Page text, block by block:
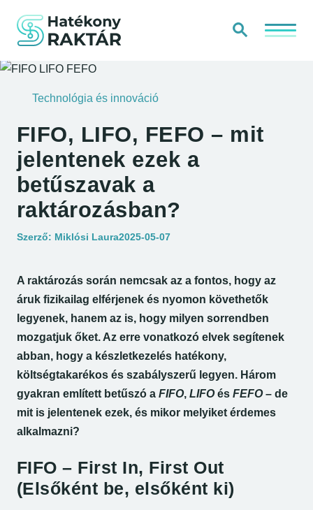
Kezdőlap Kiemelt
Keresés
Technológia és innováció
FIFO, LIFO, FEFO – mit
jelentenek ezek a
betűszavak a
raktározásban?
Szerző: Miklósi LauraMegjelent:
2025-05-07
A raktározás során nemcsak az a fontos, hogy az
áruk fizikailag elférjenek és nyomon követhetők
legyenek, hanem az is, hogy milyen sorrendben
mozgatjuk őket. Az erre vonatkozó elvek segítenek
abban, hogy a készletkezelés hatékony,
költségtakarékos és szabályszerű legyen. Három
gyakran említett betűszó a FIFO, LIFOés FEFO– de
mit is jelentenek ezek, és mikor melyiket érdemes
alkalmazni?
FIFO – First In, First Out
(Elsőként be, elsőként ki)